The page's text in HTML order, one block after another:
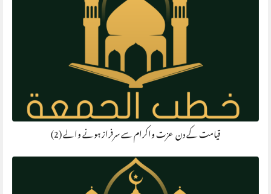
قیامت کے دن عزت واکرام سے سرفراز ہونے والے (2)